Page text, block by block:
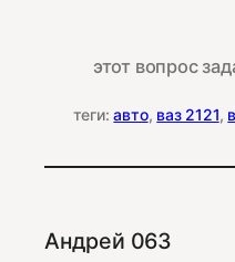
этот вопрос
теги:авто, ваз 2121,
Андрей 063